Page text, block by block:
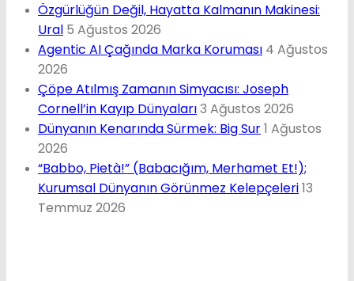
Özgürlüğün Değil, Hayatta Kalmanın Makinesi:
Ural 5 Ağustos 2026
Agentic AI Çağında Marka Koruması 4 Ağustos
2026
Çöpe Atılmış Zamanın Simyacısı: Joseph
Cornell’in Kayıp Dünyaları3 Ağustos 2026
Dünyanın Kenarında Sürmek: Big Sur1 Ağustos
2026
“Babbo, Pietà!” (Babacığım, Merhamet Et!);
Kurumsal Dünyanın Görünmez Kelepçeleri13
Temmuz 2026